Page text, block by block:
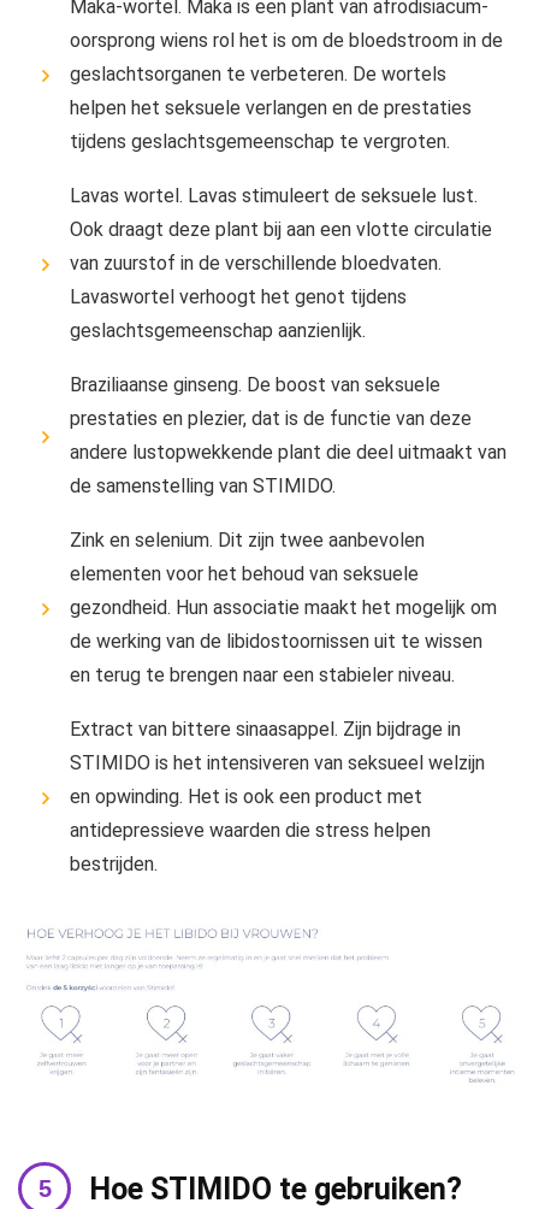
Maka-wortel. Maka is een plant van afrodisiacum-
oorsprong wiens rol het is om de bloedstroom in de
geslachtsorganen te verbeteren. De wortels
helpen het seksuele verlangen en de prestaties
tijdens geslachtsgemeenschap te vergroten.
Lavas wortel. Lavas stimuleert de seksuele lust.
Ook draagt ​​deze plant bij aan een vlotte circulatie
van zuurstof in de verschillende bloedvaten.
Lavaswortel verhoogt het genot tijdens
geslachtsgemeenschap aanzienlijk.
Braziliaanse ginseng. De boost van seksuele
prestaties en plezier, dat is de functie van deze
andere lustopwekkende plant die deel uitmaakt van
de samenstelling van STIMIDO.
Zink en selenium. Dit zijn twee aanbevolen
elementen voor het behoud van seksuele
gezondheid. Hun associatie maakt het mogelijk om
de werking van de libidostoornissen uit te wissen
en terug te brengen naar een stabieler niveau.
Extract van bittere sinaasappel. Zijn bijdrage in
STIMIDO is het intensiveren van seksueel welzijn
en opwinding. Het is ook een product met
antidepressieve waarden die stress helpen
bestrijden.
Hoe STIMIDO te gebruiken?